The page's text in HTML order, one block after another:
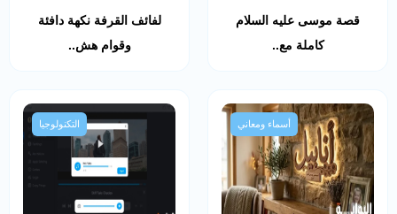
قصة موسى عليه السلام
كاملة مع..
لفائف القرفة نكهة دافئة
وقوام هش..
أسماء ومعاني التكنولوجيا